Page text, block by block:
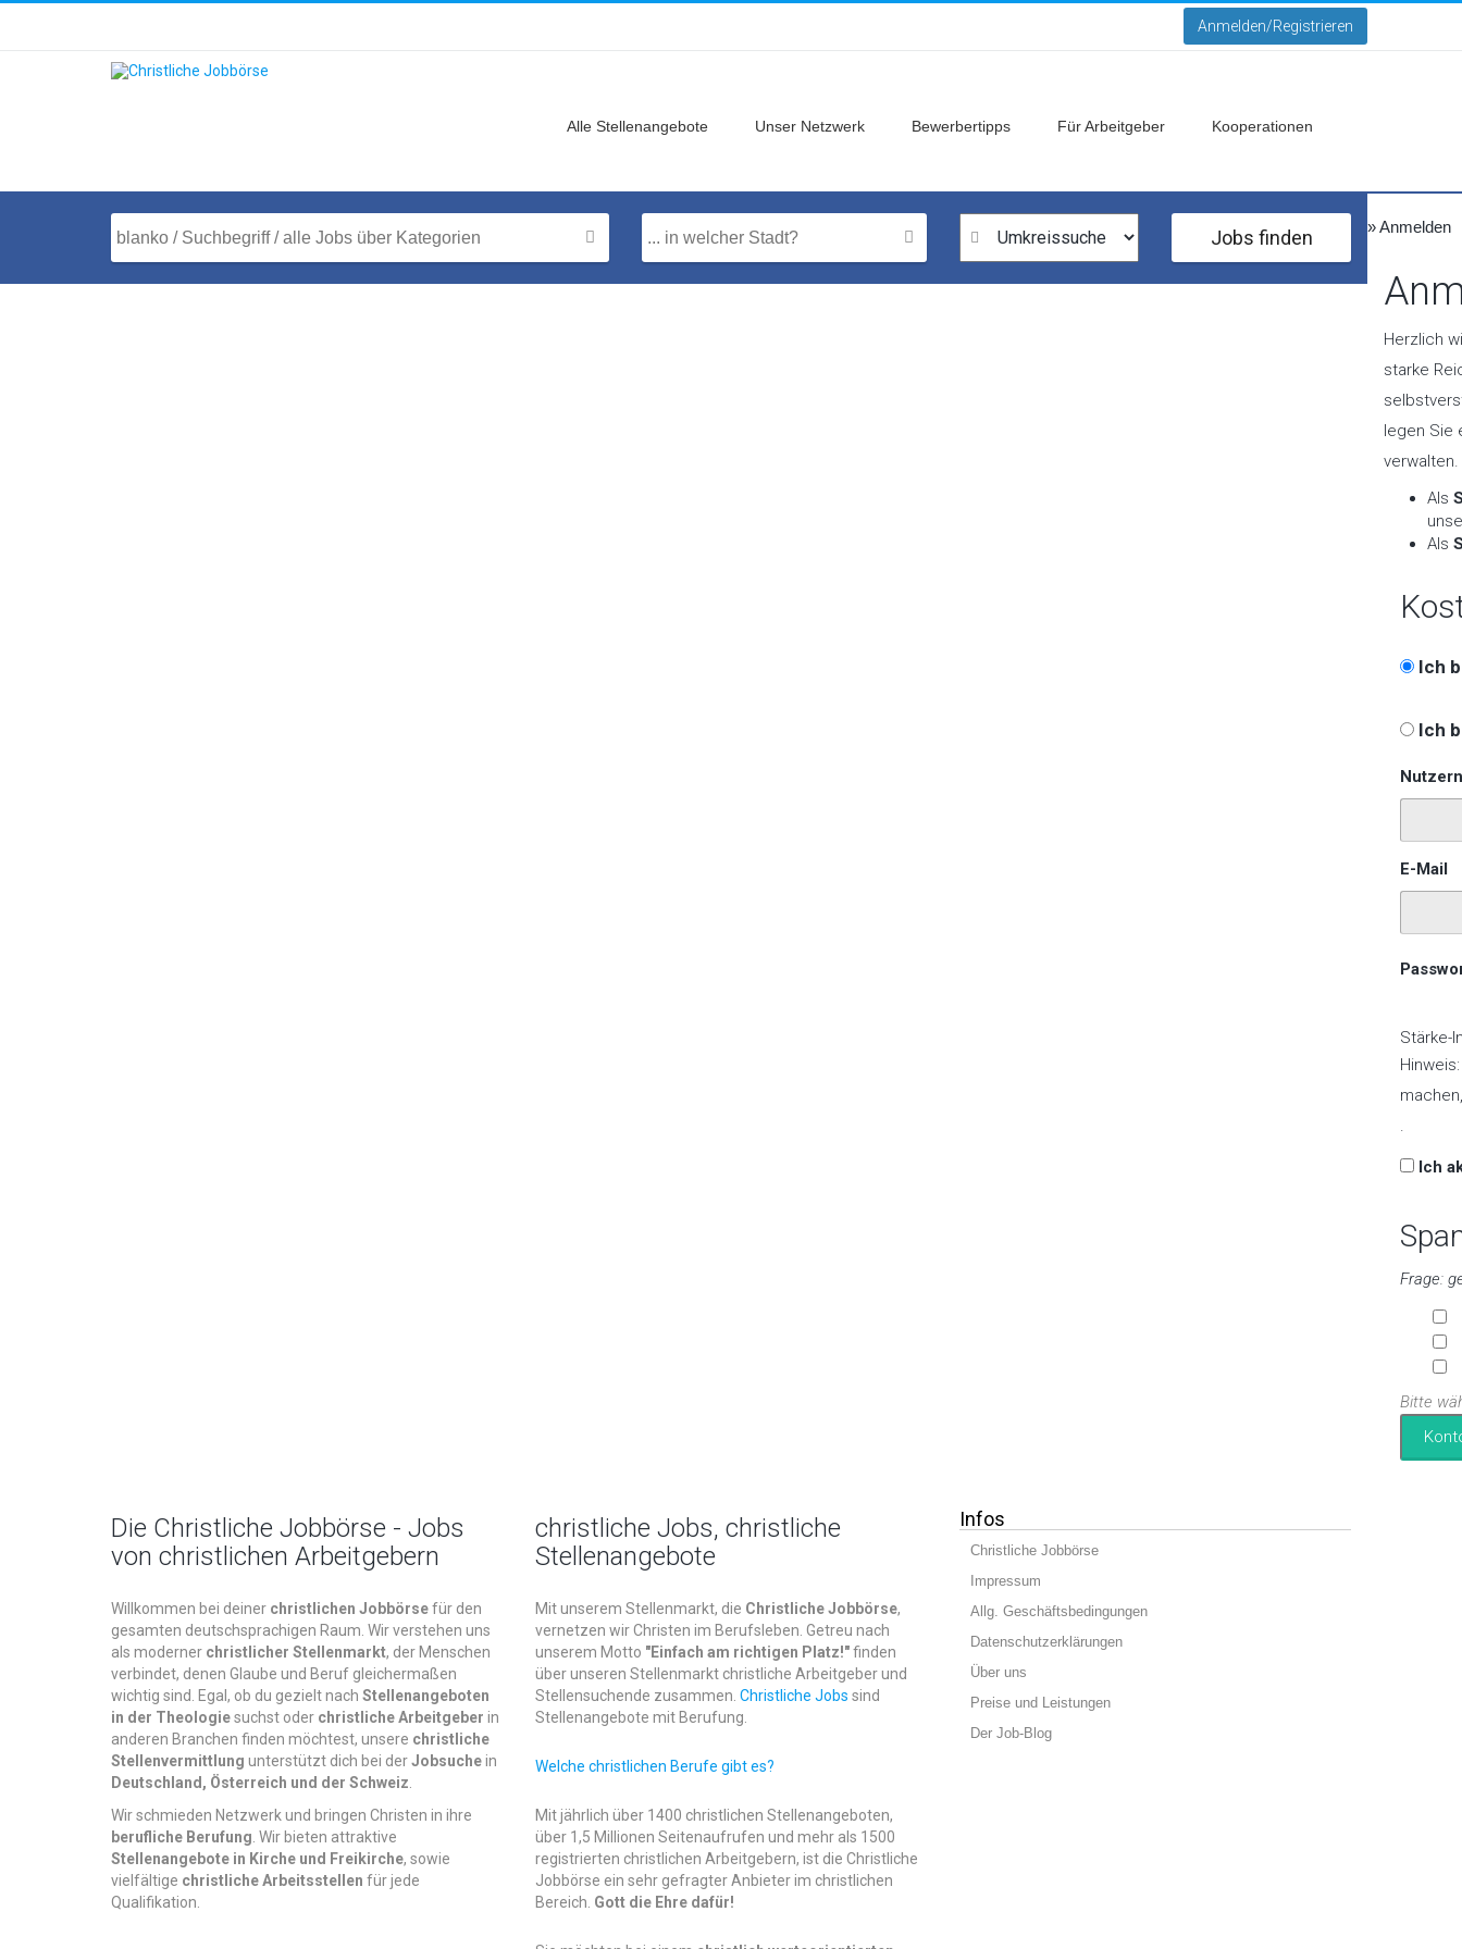
Anmelden/Registrieren
Alle Stellenangebote Unser Netzwerk Bewerbertipps Für Arbeitgeber Kooperationen
Jobs finden »Anmelden
Herzlich
starke
legen Sie
Als
Als
Ich
Ich
E-Mail
Stärke-
.
Ich
Frage:
Bitte
Die Christliche Jobbörse - Jobs
von christlichen Arbeitgebern
Willkommen bei deiner christlichen Jobbörsefür den
gesamten deutschsprachigen Raum. Wir verstehen uns
als moderner christlicher Stellenmarkt, der Menschen
verbindet, denen Glaube und Beruf gleichermaßen
wichtig sind. Egal, ob du gezielt nach Stellenangeboten
in der Theologiesuchst oder christliche Arbeitgeber in
anderen Branchen finden möchtest, unsere christliche
Stellenvermittlung unterstützt dich bei derJobsuchein
Deutschland, Österreich und der Schweiz
Wir schmieden Netzwerk und bringen Christen in ihre
berufliche Berufung . Wir bieten attraktive
Stellenangebote in Kirche und Freikirche, sowie
vielfältige christliche Arbeitsstellen für jede
Qualifikation.
christliche Jobs, christliche
Stellenangebote
Mit unserem Stellenmarkt, die Christliche Jobbörse,
vernetzen wir Christen im Berufsleben. Getreu nach
unserem Motto "Einfach am richtigen Platz!"finden
über unseren Stellenmarkt christliche Arbeitgeber und
Stellensuchende zusammen. Christliche Jobs sind
Stellenangebote mit Berufung.
Welche christlichen Berufe gibt es?
Mit jährlich über 1400 christlichen Stellenangeboten,
über 1,5 Millionen Seitenaufrufen und mehr als 1500
registrierten christlichen Arbeitgebern, ist die Christliche
Jobbörse ein sehr gefragter Anbieter im christlichen
Bereich. Gott die Ehre dafür!
Infos
Christliche Jobbörse
Impressum
Allg. Geschäftsbedingungen
Datenschutzerklärungen
Über uns
Preise und Leistungen
Der Job-Blog